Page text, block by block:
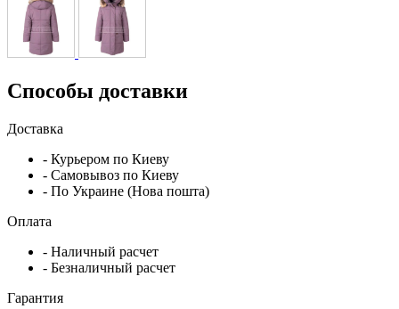
Способы доставки
Доставка
- Курьером по Киеву
- Самовывоз по Киеву
- По Украине (Нова пошта)
Оплата
- Наличный расчет
- Безналичный расчет
Гарантия